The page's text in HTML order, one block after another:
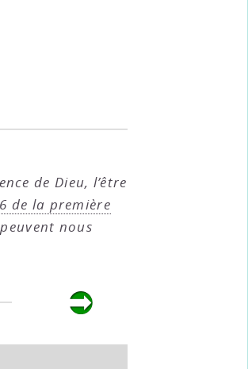
de Dieu, l’être
de la première
nous